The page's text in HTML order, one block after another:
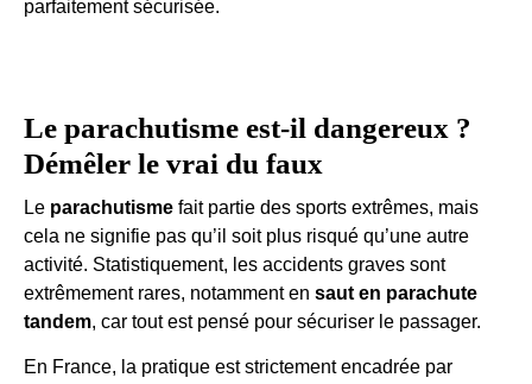
parfaitement sécurisée.
Le parachutisme est-il dangereux ?
Démêler le vrai du faux
Le parachutisme fait partie des sports extrêmes, mais
cela ne signifie pas qu’il soit plus risqué qu’une autre
activité. Statistiquement, les accidents graves sont
extrêmement rares, notamment en saut en parachute
tandem, car tout est pensé pour sécuriser le passager.
En France, la pratique est strictement encadrée par